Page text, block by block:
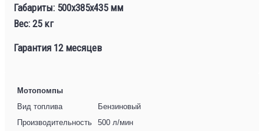
Габариты: 500x385x435 мм
Вес: 25 кг
Гарантия 12 месяцев
Мотопомпы
Вид топлива
Бензиновый
Производительность
500 л/мин